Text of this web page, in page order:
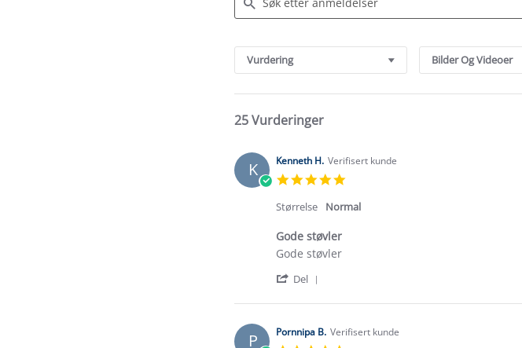
Reviews
Vurdering Bilder Og Videoer
25 Vurderinger
K Kenneth H. Verifisert kunde
rating
Størrelse Normal
Gode støvler
Review
Kenneth
on
May
review
Gode
Gode støvler
Del
Review
Kenneth
H.
P Pornnipa B. Verifisert kunde